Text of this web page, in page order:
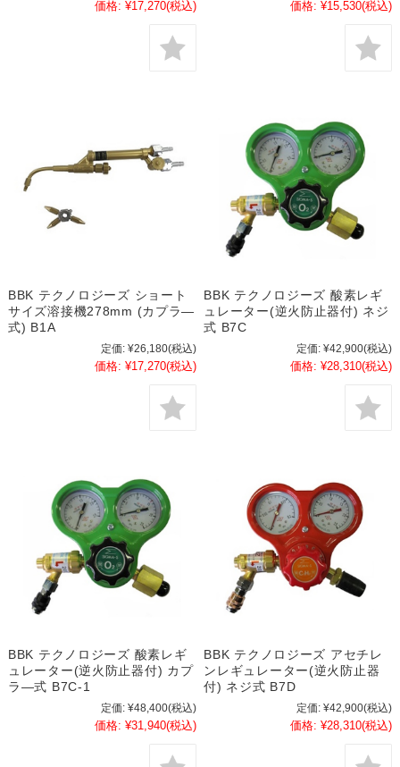
価格: ¥17,270(税込) 価格: ¥15,530(税込)
BBK テクノロジーズ ショート
サイズ溶接機278mm (カプラ―
式) B1A
定価: ¥26,180(税込)
価格: ¥17,270(税込)
BBK テクノロジーズ 酸素レギ
ュレーター(逆火防止器付) ネジ
式 B7C
定価: ¥42,900(税込)
価格: ¥28,310(税込)
BBK テクノロジーズ 酸素レギ
ュレーター(逆火防止器付) カプ
ラ―式 B7C-1
定価: ¥48,400(税込)
価格: ¥31,940(税込)
BBK テクノロジーズ アセチレ
ンレギュレーター(逆火防止器
付) ネジ式 B7D
定価: ¥42,900(税込)
価格: ¥28,310(税込)